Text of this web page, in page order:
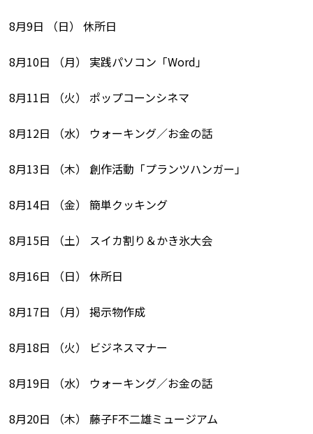
8月9日 （日） 休所日
8月10日 （月） 実践パソコン「Word」
8月11日 （火） ポップコーンシネマ
8月12日 （水） ウォーキング／お金の話
8月13日 （木） 創作活動「プランツハンガー」
8月14日 （金） 簡単クッキング
8月15日 （土） スイカ割り＆かき氷大会
8月16日 （日） 休所日
8月17日 （月） 掲示物作成
8月18日 （火） ビジネスマナー
8月19日 （水） ウォーキング／お金の話
8月20日 （木） 藤子F不二雄ミュージアム